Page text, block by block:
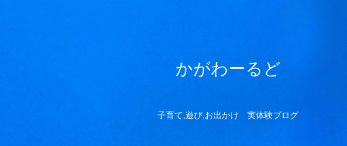
かがわーるど
子育て,遊び,お出かけ 実体験ブログ